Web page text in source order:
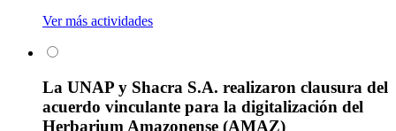
Ver más actividades
La UNAP y Shacra S.A. realizaron clausura del
acuerdo vinculante para la digitalización del
Herbarium Amazonense (AMAZ)